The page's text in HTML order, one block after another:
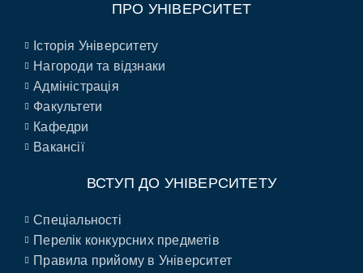
ПРО УНІВЕРСИТЕТ
Історія Університету
Нагороди та відзнаки
Адміністрація
Факультети
Кафедри
Вакансії
ВСТУП ДО УНІВЕРСИТЕТУ
Спеціальності
Перелік конкурсних предметів
Правила прийому в Університет